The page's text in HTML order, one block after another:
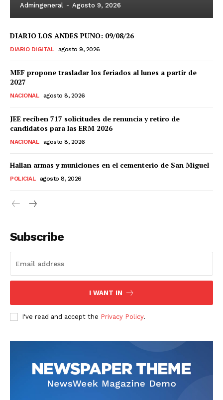
SUSCRIBETE
Nosotros
Admingeneral - Agosto 9, 2026
DIARIO LOS ANDES PUNO: 09/08/26
DIARIO DIGITAL agosto 9, 2026
MEF propone trasladar los feriados al lunes a partir de
2027
NACIONAL agosto 8, 2026
JEE reciben 717 solicitudes de renuncia y retiro de
candidatos para las ERM 2026
NACIONAL agosto 8, 2026
Hallan armas y municiones en el cementerio de San Miguel
POLICIAL agosto 8, 2026
Subscribe
I WANT IN
I've read and accept the Privacy Policy.